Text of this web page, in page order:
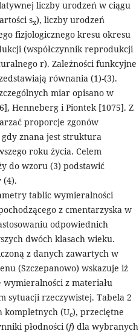
liczby urodzeń w ciągu
sx), liczby urodzeń
fizjologicznego kresu okresu
(współczynnik reprodukcji
r). Zależności funkcyjne
równania (1)-(3).
miar opisano w
Henneberg i Piontek [1075]. Z
proporcje zgonów
znana jest struktura
roku życia. Celem
do wzoru (3) podstawić
(4).
tablic wymieralności
z cmentarzyska w
odpowiednich
dwóch klasach wieku.
z danych zawartych w
(Szczepanowo) wskazuje iż
wymieralności z materiału
sytuacji rzeczywistej. Tabela 2
kompletnych (Uc), przeciętne
płodności (f) dla wybranych